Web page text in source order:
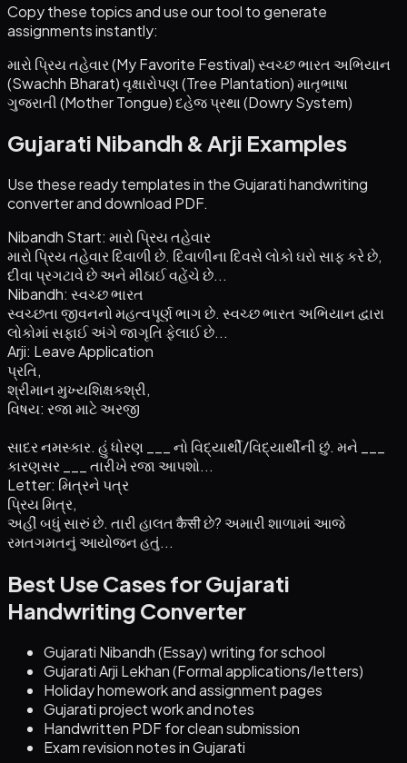
Copy these topics and use our tool to generate
assignments instantly:
મારો પ્રિય તહેવાર (My Favorite Festival)સ્વચ્છ ભારત અભિયાન
(Swachh Bharat)વૃક્ષારોપણ (Tree Plantation)માતૃભાષા
ગુજરાતી (Mother Tongue)દહેજ પ્રથા (Dowry System)
Gujarati Nibandh & Arji Examples
Use these ready templates in the Gujarati handwriting
converter and download PDF.
Nibandh Start: મારો પ્રિય તહેવાર
મારો પ્રિય તહેવાર દિવાળી છે. દિવાળીના દિવસે લોકો ઘરો સાફ કરે છે,
દીવા પ્રગટાવે છે અને મીઠાઈ વહેંચે છે...
Nibandh: સ્વચ્છ ભારત
સ્વચ્છતા જીવનનો મહત્વપૂર્ણ ભાગ છે. સ્વચ્છ ભારત અભિયાન દ્વારા
લોકોમાં સફાઈ અંગે જાગૃતિ ફેલાઈ છે...
Arji: Leave Application
પ્રતિ,
શ્રીમાન મુખ્યશિક્ષકશ્રી,
વિષય: રજા માટે અરજી
સાદર નમસ્કાર. હું ધોરણ ___ નો વિદ્યાર્થી/વિદ્યાર્થીની છું. મને ___
કારણસર ___ તારીખે રજા આપશો...
Letter: મિત્રને પત્ર
પ્રિય મિત્ર,
અહીં બધું સારું છે. તારી હાલત कैसी છે? અમારી શાળામાં આજે
રમતગમતનું આયોજન હતું...
Best Use Cases for Gujarati
Handwriting Converter
Gujarati Nibandh (Essay) writing for school
Gujarati Arji Lekhan (Formal applications/letters)
Holiday homework and assignment pages
Gujarati project work and notes
Handwritten PDF for clean submission
Exam revision notes in Gujarati